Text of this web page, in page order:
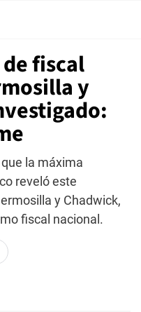
fiscal
y
la máxima
reveló este
y Chadwick,
fiscal nacional.